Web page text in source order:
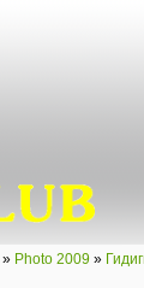
» Photo 2009 »